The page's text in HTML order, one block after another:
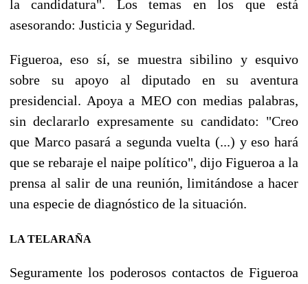
la candidatura". Los temas en los que está
asesorando: Justicia y Seguridad.
Figueroa, eso sí, se muestra sibilino y esquivo
sobre su apoyo al diputado en su aventura
presidencial. Apoya a MEO con medias palabras,
sin declararlo expresamente su candidato: "Creo
que Marco pasará a segunda vuelta (...) y eso hará
que se rebaraje el naipe político", dijo Figueroa a la
prensa al salir de una reunión, limitándose a hacer
una especie de diagnóstico de la situación.
LA TELARAÑA
Seguramente los poderosos contactos de Figueroa